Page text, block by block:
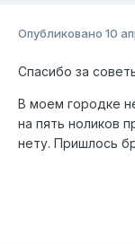
Опубликовано 10
Спасибо за
В моем городке
на пять ноликов
нету. Пришлось